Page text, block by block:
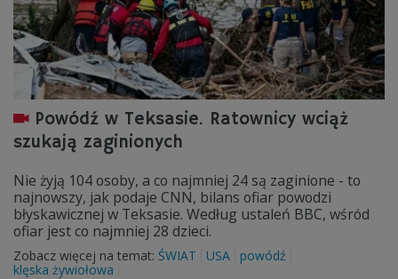
Powódź w Teksasie. Ratownicy wciąż
szukają zaginionych
Nie żyją 104 osoby, a co najmniej 24 są zaginione - to
najnowszy, jak podaje CNN, bilans ofiar powodzi
błyskawicznej w Teksasie. Według ustaleń BBC, wśród
ofiar jest co najmniej 28 dzieci.
Zobacz więcej na temat: ŚWIAT USA
powódź
klęska żywiołowa